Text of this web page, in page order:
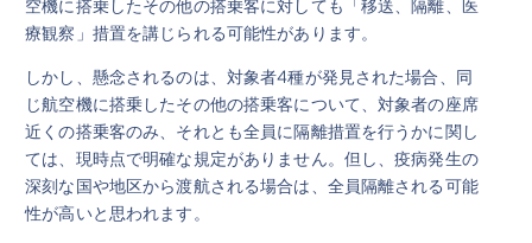
空機に搭乗したその他の搭乗客に対しても「移送、隔離、医
療観察」措置を講じられる可能性があります。
しかし、懸念されるのは、対象者4種が発見された場合、同
じ航空機に搭乗したその他の搭乗客について、対象者の座席
近くの搭乗客のみ、それとも全員に隔離措置を行うかに関し
ては、現時点で明確な規定がありません。但し、疫病発生の
深刻な国や地区から渡航される場合は、全員隔離される可能
性が高いと思われます。